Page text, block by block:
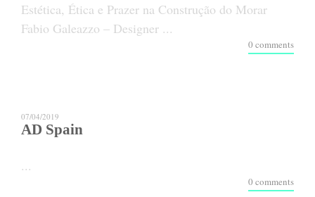
Estética, Ética e Prazer na Construção do Morar
Fabio Galeazzo – Designer ...
0 comments
07/04/2019
AD Spain
...
0 comments